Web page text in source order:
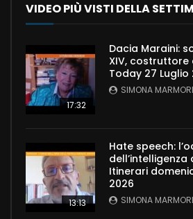
VIDEO PIÙ VISTI DELLA
17:32
Dacia Maraini:
XIV,
Today 27 Luglio
SIMONA
13:13
Hate speech:
dell’intelligenza
Itinerari
2026
SIMONA